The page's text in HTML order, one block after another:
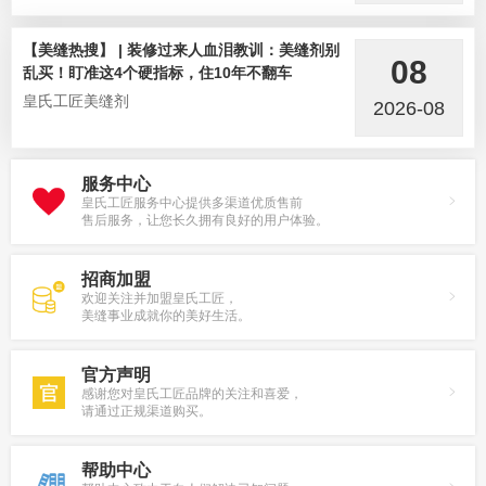
【美缝热搜】 | 装修过来人血泪教训：美缝剂别
乱买！盯准这4个硬指标，住10年不翻车
皇氏工匠美缝剂
08
2026-08
服务中心
皇氏工匠服务中心提供多渠道优质售前
售后服务，让您长久拥有良好的用户体验。
招商加盟
欢迎关注并加盟皇氏工匠，
美缝事业成就你的美好生活。
官方声明
感谢您对皇氏工匠品牌的关注和喜爱，
请通过正规渠道购买。
帮助中心